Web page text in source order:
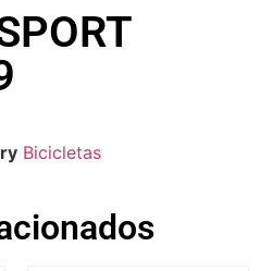
Bicicletas